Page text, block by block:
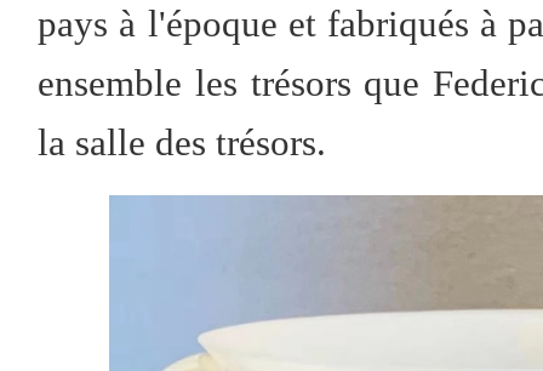
pays à l'époque et fabriqués à
ensemble les trésors que
la salle des trésors.